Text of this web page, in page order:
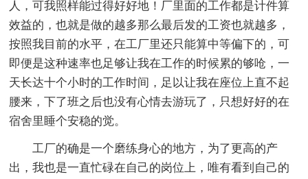
人，可我照样能过得好好地！厂里面的工作都是计件算
效益的，也就是做的越多那么最后发的工资也就越多，
按照我目前的水平，在工厂里还只能算中等偏下的，可
即便是这种速率也足够让我在工作的时候累的够呛，一
天长达十个小时的工作时间，足以让我在座位上直不起
腰来，下了班之后也没有心情去游玩了，只想好好的在
宿舍里睡个安稳的觉。
工厂的确是一个磨练身心的地方，为了更高的产
出，我也是一直忙碌在自己的岗位上，唯有看到自己的